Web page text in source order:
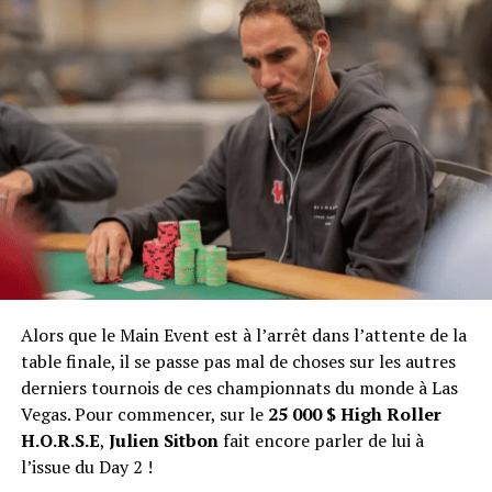
lors de la table finale, celui-ci n’aura pas réussi à
imposer son rythme, mais il réalise tout de même une
jolie prestation sur ce field qui comptabilisait 1 840
joueurs.
Alexander Kostritsyn : 872 052 $
Ali Eslami : 578 718 $
Naoya Kihara : 394 433 $
Julien Sitbon : 276 297 $
Yueqi Zhu : 199 071 $
Ari Engel : 147 648 $
Walter Chambers : 112 825 $
Shaun Deeb : 88 909 $
Alors que le Main Event est à l’arrêt dans l’attente de la
table finale, il se passe pas mal de choses sur les autres
derniers tournois de ces championnats du monde à Las
Vegas. Pour commencer, sur le 25 000 $ High Roller
H.O.R.S.E, Julien Sitbonfait encore parler de lui à
l’issue du Day 2 !